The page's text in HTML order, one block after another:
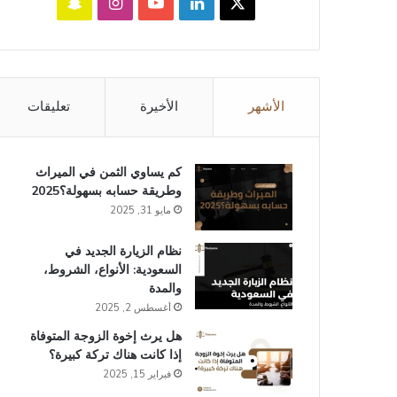
الأشهر الأخيرة تعليقات
كم يساوي الثمن في الميراث​
وطريقة حسابه بسهولة؟2025
مايو 31, 2025
نظام الزيارة الجديد في
السعودية: الأنواع، الشروط،
والمدة
أغسطس 2, 2025
هل يرث إخوة الزوجة المتوفاة
إذا كانت هناك تركة كبيرة؟
فبراير 15, 2025